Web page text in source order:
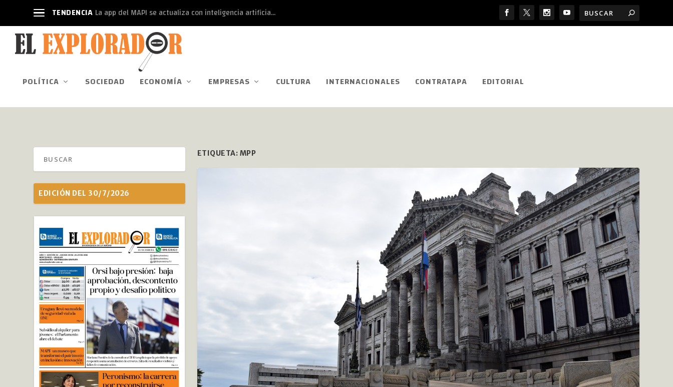
TENDENCIA La app del MAPI se actualiza con inteligencia artificia...
POLÍTICA SOCIEDAD ECONOMÍA EMPRESAS CULTURA INTERNACIONALES CONTRATAPA EDITORIAL
ETIQUETA: MPP
EDICIÓN DEL 30/7/2026